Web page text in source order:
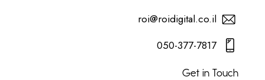
roi@roidigital.co.il
050-377-7817
Get in Touch